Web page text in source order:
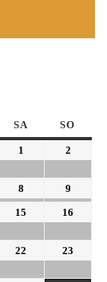
SA SO
1 2
8
9
15 16
22 23